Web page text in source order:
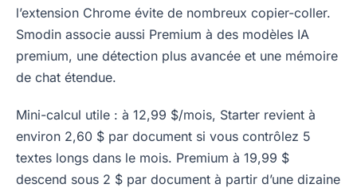
l’extension Chrome évite de nombreux copier-coller.
Smodin associe aussi Premium à des modèles IA
premium, une détection plus avancée et une mémoire
de chat étendue.
Mini-calcul utile : à 12,99 $/mois, Starter revient à
environ 2,60 $ par document si vous contrôlez 5
textes longs dans le mois. Premium à 19,99 $
descend sous 2 $ par document à partir d’une dizaine